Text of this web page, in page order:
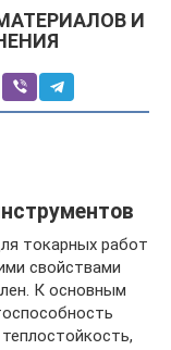
И
токарных работ
свойствами
К основным